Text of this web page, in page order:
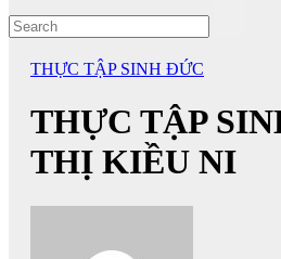
THỰC TẬP SINH ĐỨC
THỰC TẬP
THỊ KIỀU NI